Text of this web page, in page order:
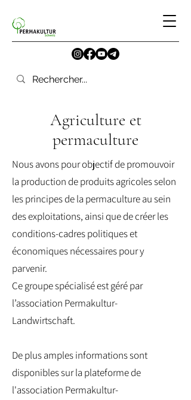
Agriculture et
permaculture
Nous avons pour objectif de promouvoir
la production de produits agricoles selon
les principes de la permaculture au sein
des exploitations, ainsi que de créer les
conditions-cadres politiques et
économiques nécessaires pour y
parvenir.
Ce groupe spécialisé est géré par
l’association Permakultur-
Landwirtschaft.
De plus amples informations sont
disponibles sur la plateforme de
l'association Permakultur-